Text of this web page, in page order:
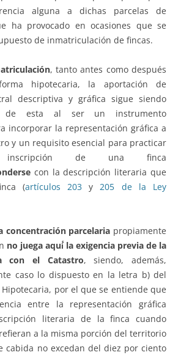
alguna a dichas parcelas de
ha provocado en ocasiones que se
de inmatriculación de fincas.
, tanto antes como después
hipotecaria, la aportación de
descriptiva y gráfica sigue siendo
de esta al ser un instrumento
incorporar la representación gráfica a
y un requisito esencial para practicar
de una finca
con la descripción literaria que
(artículos 203 y205 de la Ley
concentración parcelaria propiamente
no juega aquí́ la exigencia previa de la
con el Catastro, siendo, además,
caso lo dispuesto en la letra b) del
por el que se entiende que
entre la representación gráfica
literaria de la finca cuando
a la misma porción del territorio
cabida no excedan del diez por ciento